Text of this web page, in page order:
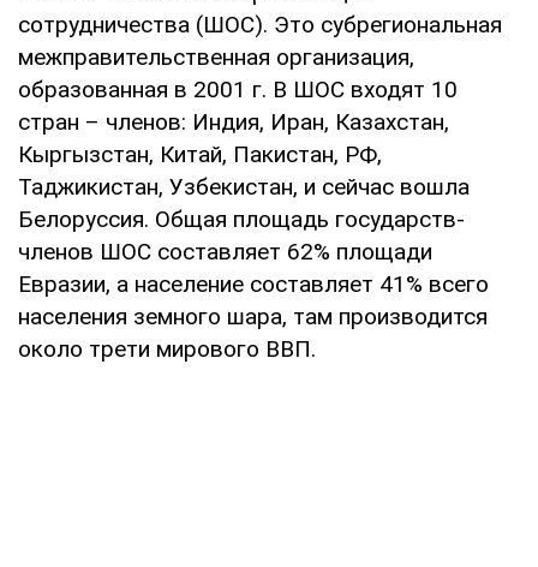
сотрудничества (ШОС). Это субрегиональная
межправительственная организация,
образованная в 2001 г. В ШОС входят 10
стран – членов: Индия, Иран, Казахстан,
Кыргызстан, Китай, Пакистан, РФ,
Таджикистан, Узбекистан, и сейчас вошла
Белоруссия. Общая площадь государств-
членов ШОС составляет 62% площади
Евразии, а население составляет 41% всего
населения земного шара, там производится
около трети мирового ВВП.